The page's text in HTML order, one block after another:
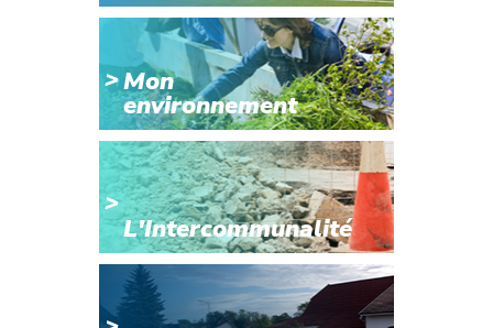
Mon
environnement
L'Intercommunalité